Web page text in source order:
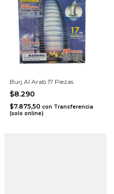
Burj Al Arab 17 Piezas
$8.290
$7.875,50 con Transferencia
(solo online)